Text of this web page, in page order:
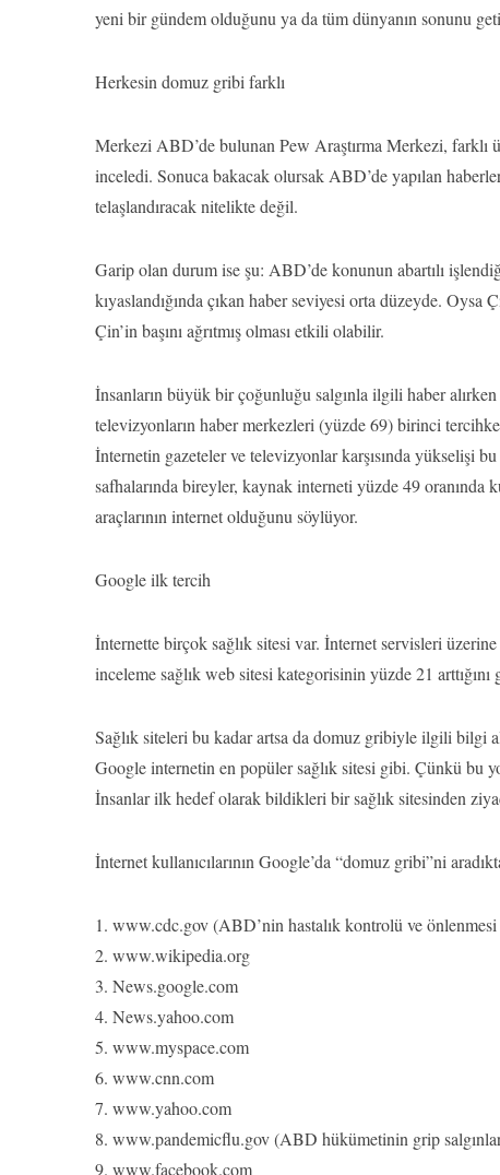
yeni bir gündem olduğunu ya da tüm dünyanın sonunu
Herkesin domuz gribi farklı
Merkezi ABD’de bulunan Pew Araştırma Merkezi, farklı
inceledi. Sonuca bakacak olursak ABD’de yapılan
telaşlandıracak nitelikte değil.
Garip olan durum ise şu: ABD’de konunun abartılı
kıyaslandığında çıkan haber seviyesi orta düzeyde. Oysa
Çin’in başını ağrıtmış olması etkili olabilir.
İnsanların büyük bir çoğunluğu salgınla ilgili haber
televizyonların haber merkezleri (yüzde 69) birinci
İnternetin gazeteler ve televizyonlar karşısında yükselişi
safhalarında bireyler, kaynak interneti yüzde 49
araçlarının internet olduğunu söylüyor.
Google ilk tercih
İnternette birçok sağlık sitesi var. İnternet servisleri
inceleme sağlık web sitesi kategorisinin yüzde 21
Sağlık siteleri bu kadar artsa da domuz gribiyle ilgili bilgi
Google internetin en popüler sağlık sitesi gibi. Çünkü bu
İnsanlar ilk hedef olarak bildikleri bir sağlık sitesinden
İnternet kullanıcılarının Google’da “domuz gribi”ni
1. www.cdc.gov (ABD’nin hastalık kontrolü ve
2. www.wikipedia.org
3. News.google.com
4. News.yahoo.com
5. www.myspace.com
6. www.cnn.com
7. www.yahoo.com
8. www.pandemicflu.gov (ABD hükümetinin grip
9. www.facebook.com